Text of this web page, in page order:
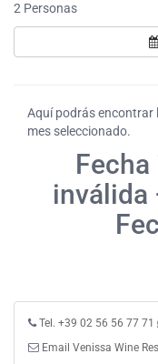
2 Personas
Aquí podrás encontrar
mes seleccionado.
inválida
Tel. +39 02 56 56 77 71
Email Venissa Wine